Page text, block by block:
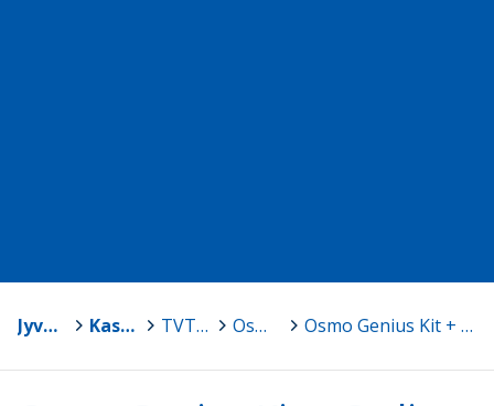
Jyväskylä Kasvun ja oppimisen TVT-tuki TVT-tarvikelainaamo Osmo Genius Kit + Coding Osmo Genius Kit + Coding varauskalenteri (4 settiä, muista merkitä, kuinka monta varaat)